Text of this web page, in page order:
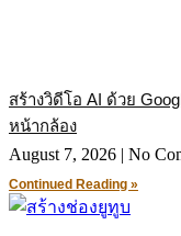
สร้างวิดีโอ AI ด้วย
หน้ากล้อง
August 7, 2026
No
Continued Reading »